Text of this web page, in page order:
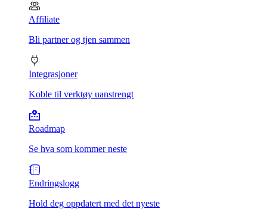
Affiliate
Bli partner og tjen sammen
Integrasjoner
Koble til verktøy uanstrengt
Roadmap
Se hva som kommer neste
Endringslogg
Hold deg oppdatert med det nyeste